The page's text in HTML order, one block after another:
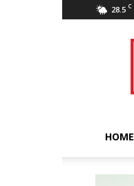
28.5 C
HOME